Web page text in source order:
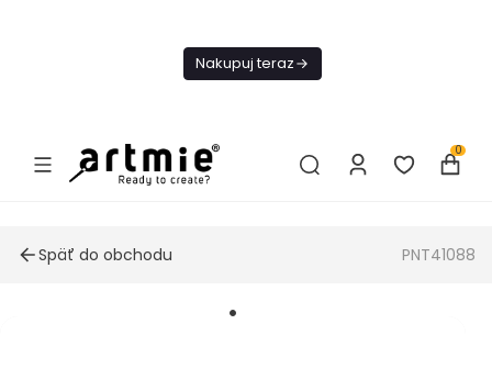
Nakupuj teraz
0
Späť do obchodu PNT41088